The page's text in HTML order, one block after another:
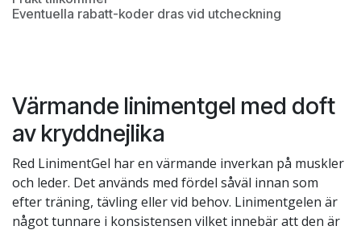
Eventuella rabatt-koder dras vid utcheckning
Värmande linimentgel med doft
av kryddnejlika
Red LinimentGel har en värmande inverkan på muskler
och leder. Det används med fördel såväl innan som
efter träning, tävling eller vid behov. Linimentgelen är
något tunnare i konsistensen vilket innebär att den är